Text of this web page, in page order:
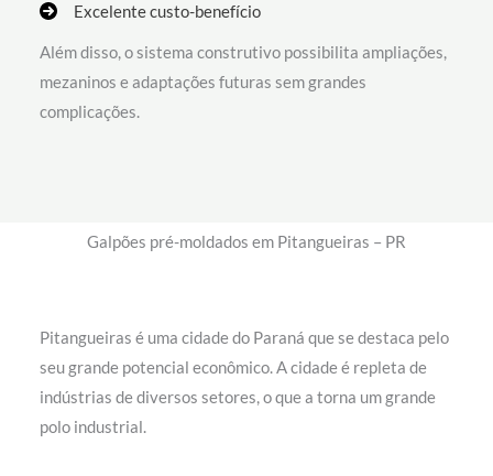
Excelente custo-benefício
Além disso, o sistema construtivo possibilita ampliações,
mezaninos e adaptações futuras sem grandes
complicações.
Galpões pré-moldados em Pitangueiras – PR
Pitangueiras é uma cidade do Paraná que se destaca pelo
seu grande potencial econômico. A cidade é repleta de
indústrias de diversos setores, o que a torna um grande
polo industrial.